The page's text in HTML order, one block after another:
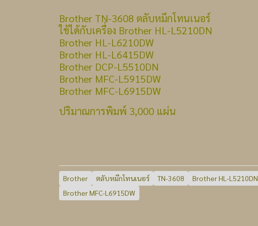
Brother TN-3608 ตลับหมึกโทนเนอร์
ใช้ได้กับเครื่อง Brother HL-L5210DN
Brother HL-L6210DW
Brother HL-L6415DW
Brother DCP-L5510DN
Brother MFC-L5915DW
Brother MFC-L6915DW
ปริมาณการพิมพ์ 3,000 แผ่น
Brother ตลับหมึกโทนเนอร์ TN-3608 Brother HL-L5210DN
Brother MFC-L6915DW